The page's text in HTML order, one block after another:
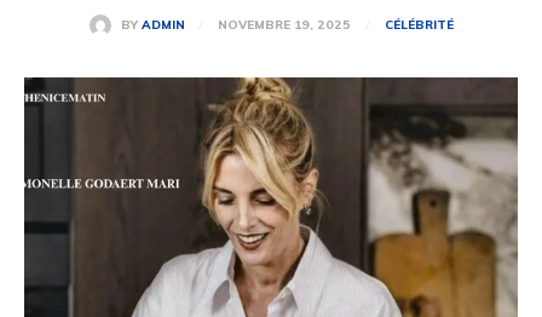
BY ADMIN NOVEMBRE 19, 2025 CÉLÉBRITÉ